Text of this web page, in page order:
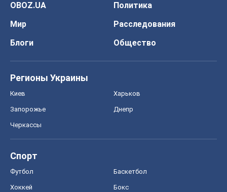
OBOZ.UA
Политика
Мир
Расследования
Блоги
Общество
Регионы Украины
Киев Харьков
Запорожье Днепр
Черкассы
Спорт
Футбол Баскетбол
Хоккей Бокс